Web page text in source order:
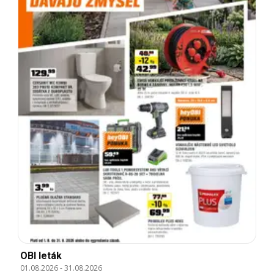
OBI leták
01.08.2026-31.08.2026